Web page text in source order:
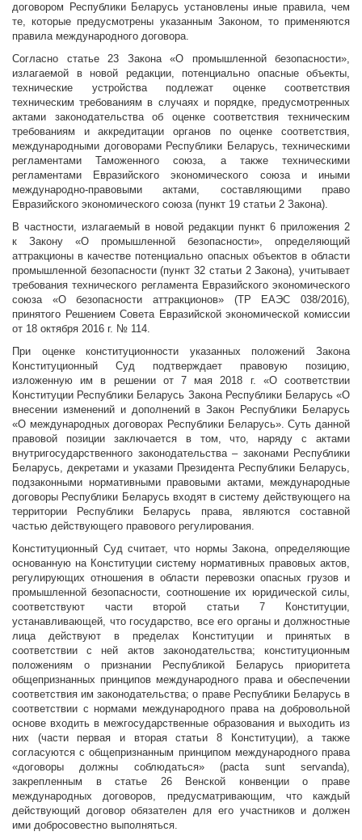
договором Республики Беларусь установлены иные правила, чем
те, которые предусмотрены указанным Законом, то применяются
правила международного договора.
Согласно статье 23 Закона «О промышленной безопасности»,
излагаемой в новой редакции, потенциально опасные объекты,
технические устройства подлежат оценке соответствия
техническим требованиям в случаях и порядке, предусмотренных
актами законодательства об оценке соответствия техническим
требованиям и аккредитации органов по оценке соответствия,
международными договорами Республики Беларусь, техническими
регламентами Таможенного союза, а также техническими
регламентами Евразийского экономического союза и иными
международно-правовыми актами, составляющими право
Евразийского экономического союза (пункт 19 статьи 2 Закона).
В частности, излагаемый в новой редакции пункт 6 приложения 2
к Закону «О промышленной безопасности», определяющий
аттракционы в качестве потенциально опасных объектов в области
промышленной безопасности (пункт 32 статьи 2 Закона), учитывает
требования технического регламента Евразийского экономического
союза «О безопасности аттракционов» (ТР ЕАЭС 038/2016),
принятого Решением Совета Евразийской экономической комиссии
от 18 октября 2016 г. № 114.
При оценке конституционности указанных положений Закона
Конституционный Суд подтверждает правовую позицию,
изложенную им в решении от 7 мая 2018 г. «О соответствии
Конституции Республики Беларусь Закона Республики Беларусь «О
внесении изменений и дополнений в Закон Республики Беларусь
«О международных договорах Республики Беларусь». Суть данной
правовой позиции заключается в том, что, наряду с актами
внутригосударственного законодательства – законами Республики
Беларусь, декретами и указами Президента Республики Беларусь,
подзаконными нормативными правовыми актами, международные
договоры Республики Беларусь входят в систему действующего на
территории Республики Беларусь права, являются составной
частью действующего правового регулирования.
Конституционный Суд считает, что нормы Закона, определяющие
основанную на Конституции систему нормативных правовых актов,
регулирующих отношения в области перевозки опасных грузов и
промышленной безопасности, соотношение их юридической силы,
соответствуют части второй статьи 7 Конституции,
устанавливающей, что государство, все его органы и должностные
лица действуют в пределах Конституции и принятых в
соответствии с ней актов законодательства; конституционным
положениям о признании Республикой Беларусь приоритета
общепризнанных принципов международного права и обеспечении
соответствия им законодательства; о праве Республики Беларусь в
соответствии с нормами международного права на добровольной
основе входить в межгосударственные образования и выходить из
них (части первая и вторая статьи 8 Конституции), а также
согласуются с общепризнанным принципом международного права
«договоры должны соблюдаться» (pacta sunt servanda),
закрепленным в статье 26 Венской конвенции о праве
международных договоров, предусматривающим, что каждый
действующий договор обязателен для его участников и должен
ими добросовестно выполняться.